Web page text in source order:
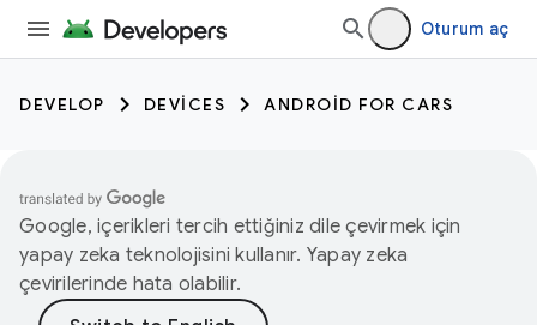
Oturum aç
DEVELOP DEVICES ANDROID FOR CARS
Google, içerikleri tercih ettiğiniz dile çevirmek için
yapay zeka teknolojisini kullanır. Yapay zeka
çevirilerinde hata olabilir.